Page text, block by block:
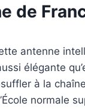
de
antenne
élégante
à la
normale